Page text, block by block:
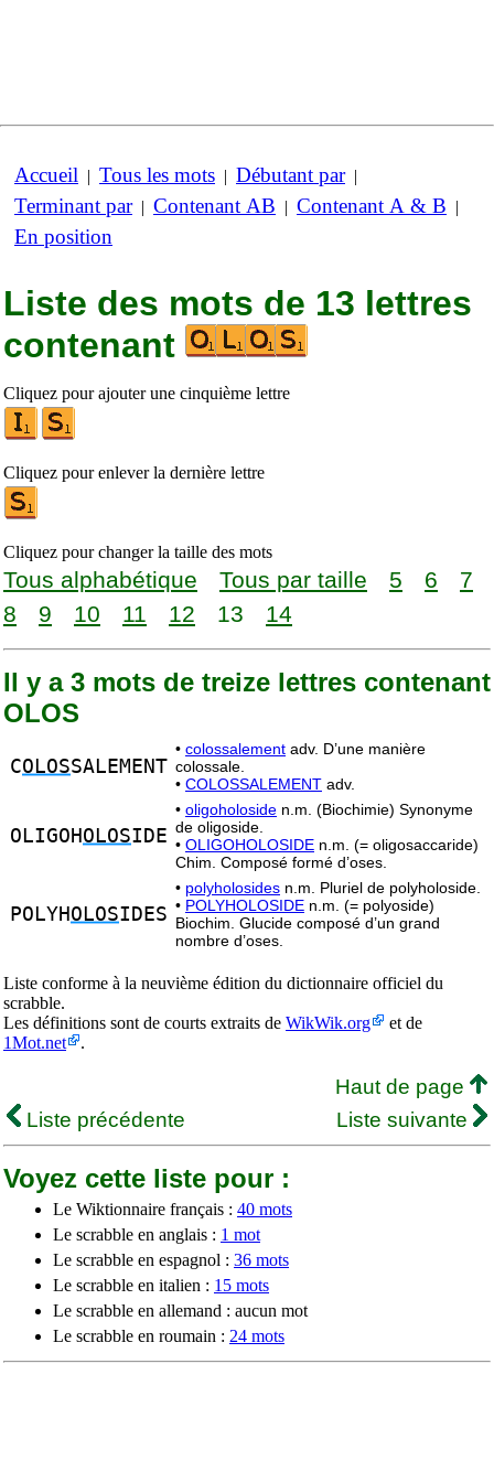
Accueil | Tous les mots | Débutant par|
Terminant par| Contenant AB | Contenant A & B |
En position
Liste des mots de 13 lettres
contenant
Cliquez pour ajouter une cinquième lettre
Cliquez pour enlever la dernière lettre
Cliquez pour changer la taille des mots
Tous alphabétique Tous par taille 5 6
7
8
9 10 11 12 13 14
Il y a 3 mots de treize lettres contenant
OLOS
COLOSSALEMENT
• colossalement adv. D’une manière
colossale.
• COLOSSALEMENT adv.
OLIGOH OLOSIDE
• oligoholoside n.m. (Biochimie) Synonyme
de oligoside.
• OLIGOHOLOSIDE n.m. (= oligosaccaride)
Chim. Composé formé d’oses.
POLYH OLOSIDES
• polyholosides n.m. Pluriel de polyholoside.
• POLYHOLOSIDE n.m. (= polyoside)
Biochim. Glucide composé d’un grand
nombre d’oses.
Liste conforme à la neuvième édition du dictionnaire officiel du
scrabble.
Les définitions sont de courts extraits de WikWik.org
et de
1Mot.net
.
Haut de page
Liste précédente
Liste suivante
Voyez cette liste pour :
Le Wiktionnaire français : 40 mots
Le scrabble en anglais : 1 mot
Le scrabble en espagnol : 36 mots
Le scrabble en italien : 15 mots
Le scrabble en allemand : aucun mot
Le scrabble en roumain : 24 mots